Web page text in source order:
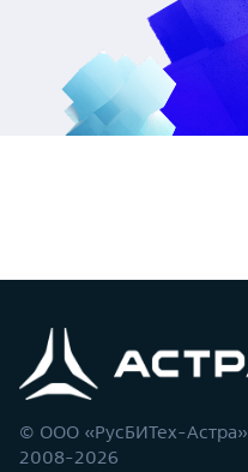
© ООО «РусБИТех-Астра»
2008-2026